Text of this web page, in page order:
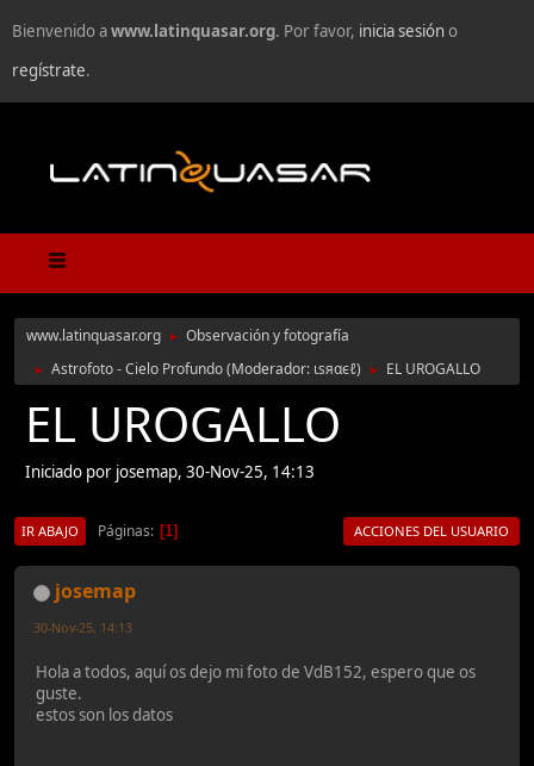
Bienvenido awww.latinquasar.org. Por favor, inicia sesióno
regístrate.
www.latinquasar.org ► Observación y fotografía
► Astrofoto - Cielo Profundo(Moderador: ιѕяαєℓ) ► EL UROGALLO
EL UROGALLO
Iniciado por josemap, 30-Nov-25, 14:13
IR ABAJO Páginas 1 ACCIONES DEL USUARIO
josemap
30-Nov-25, 14:13
Hola a todos, aquí os dejo mi foto de VdB152, espero que os
guste.
estos son los datos